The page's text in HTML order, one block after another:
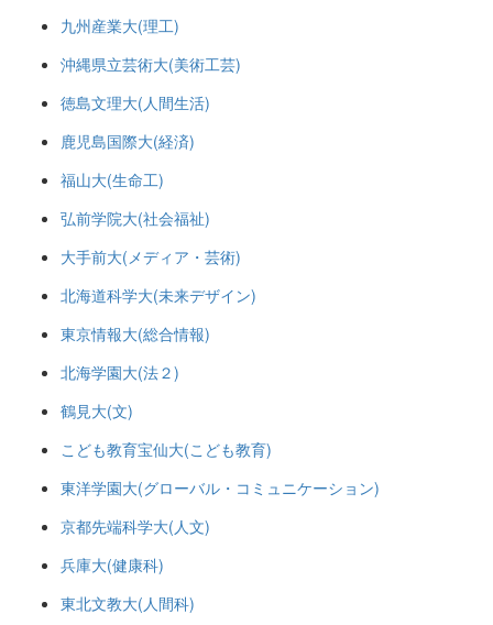
九州産業大(理工)
沖縄県立芸術大(美術工芸)
徳島文理大(人間生活)
鹿児島国際大(経済)
福山大(生命工)
弘前学院大(社会福祉)
大手前大(メディア・芸術)
北海道科学大(未来デザイン)
東京情報大(総合情報)
北海学園大(法２)
鶴見大(文)
こども教育宝仙大(こども教育)
東洋学園大(グローバル・コミュニケーション)
京都先端科学大(人文)
兵庫大(健康科)
東北文教大(人間科)